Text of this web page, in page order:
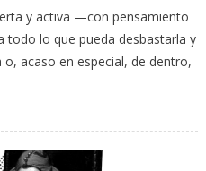
y activa —con pensamiento
lo que pueda desbastarla y
acaso en especial, de dentro,